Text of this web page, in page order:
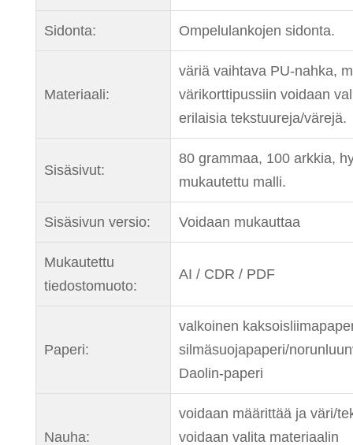
Sidonta: Ompelulankojen sidonta.
Materiaali:
väriä vaihtava PU-nahka,
värikorttipussiin voidaan
erilaisia ​​tekstuureja/värejä.
Sisäsivut:
80 grammaa, 100 arkkia,
mukautettu malli.
Sisäsivun versio: Voidaan mukauttaa
Mukautettu
tiedostomuoto:
AI / CDR / PDF
Paperi:
valkoinen
silmäsuojapaperi/
Daolin-paperi
Nauha:
voidaan määrittää ja väri/
voidaan valita materiaalin